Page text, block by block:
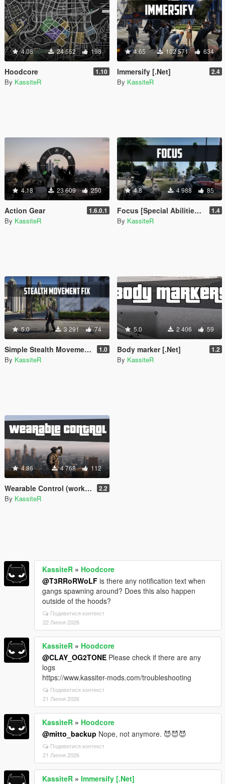
4.08 24 552 198
Hoodcore 1.10
By KassiteR
4.65 102 571 634
Immersify [.Net] 2.4
By KassiteR
4.18 23 609 250
Action Gear 1.6.0.1
By KassiteR
4.8 4 988 85
Focus [Special Abilities+] 1.4
By KassiteR
5.0 3 291 74
Simple Stealth Movement Fix 1.0
By KassiteR
5.0 2 406 59
Body marker [.Net] 1.2
By KassiteR
4.86 4 768 112
Wearable Control (working night/thermal vision & more) [.Net] 2.2
By KassiteR
KassiteR » Hoodcore
@T3RRoRWoLF is there any notification text when
gangs spawning around? Does this also happen
outside of the hoods?
Подивитися контекст
22 Липня 2026
KassiteR » Hoodcore
@CLAY_OG2TONE Please check if there are any
logs
https://www.kassiter-mods.com/troubleshooting
Подивитися контекст
21 Липня 2026
KassiteR » Hoodcore
@mitto_backup Nope, not anymore. 😈😈😈
Подивитися контекст
21 Липня 2026
KassiteR » Immersify [.Net]